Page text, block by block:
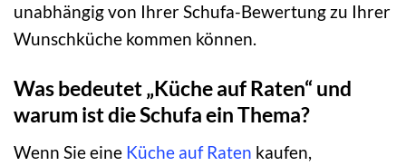
unabhängig von Ihrer Schufa-Bewertung zu Ihrer
Wunschküche kommen können.
Was bedeutet „Küche auf Raten“ und
warum ist die Schufa ein Thema?
Wenn Sie eine Küche auf Raten kaufen,